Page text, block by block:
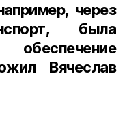
через
была
Вячеслав